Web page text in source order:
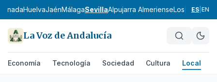
HuelvaJaénMálagaSevillaAlpujarra AlmerienseLos Vélez
ES EN
La Voz de Andalucía
Economía Tecnología Sociedad Cultura Local